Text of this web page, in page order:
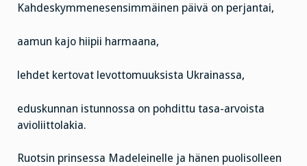
Kahdeskymmenesensimmäinen päivä on perjantai,
aamun kajo hiipii harmaana,
lehdet kertovat levottomuuksista Ukrainassa,
eduskunnan istunnossa on pohdittu tasa-arvoista
avioliittolakia.
Ruotsin prinsessa Madeleinelle ja hänen puolisolleen